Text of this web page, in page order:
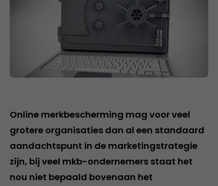
Online merkbescherming mag voor veel
grotere organisaties dan al een standaard
aandachtspunt in de marketingstrategie
zijn, bij veel mkb-ondernemers staat het
nou niet bepaald bovenaan het